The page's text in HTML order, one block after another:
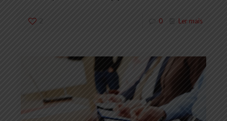
2 0 Ler mais